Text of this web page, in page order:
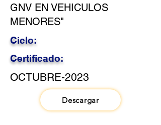
GNV EN VEHICULOS
MENORES"
Ciclo:
Certificado:
OCTUBRE-2023
Descargar